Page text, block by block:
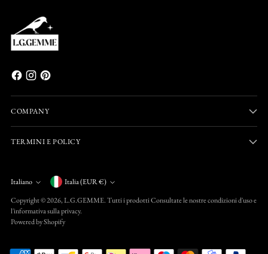
COMPANY
TERMINI E POLICY
Lingua
Italiano Valuta
Italia (EUR €)
Copyright © 2026,L.G.GEMME. Tutti i prodotti Consultate le nostre condizioni d'uso e
l'informativa sulla privacy.
Powered by Shopify